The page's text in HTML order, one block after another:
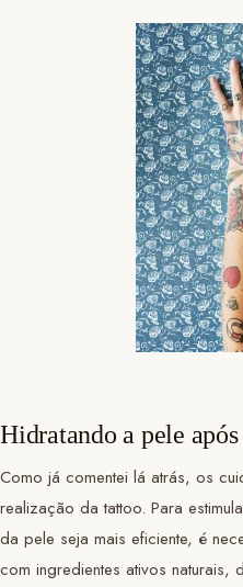
Hidratando a pele
Como já comentei lá atrás, os
realização da tattoo. Para
da pele seja mais eficiente, é
com ingredientes ativos naturais,